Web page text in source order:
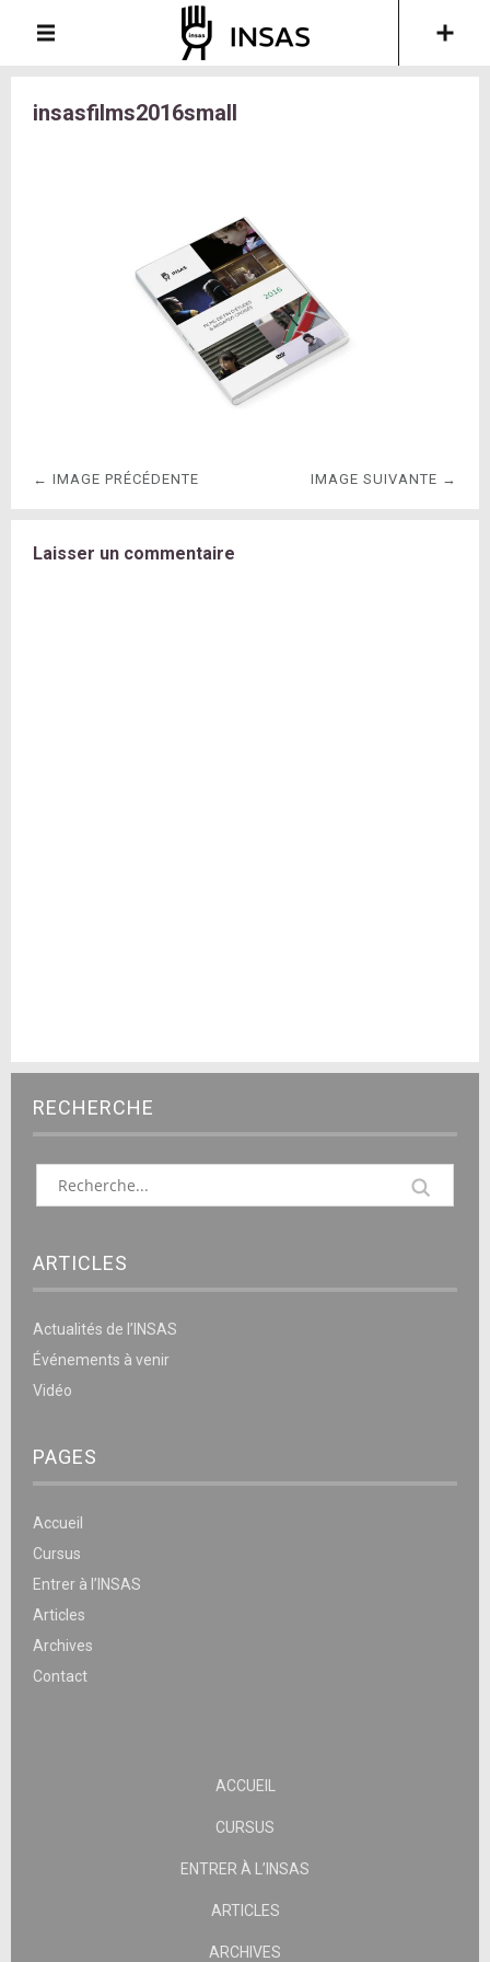
insasfilms2016small
← IMAGE PRÉCÉDENTE IMAGE SUIVANTE →
Laisser un commentaire
RECHERCHE
ARTICLES
Actualités de l’INSAS
Événements à venir
Vidéo
PAGES
Accueil
Cursus
Entrer à l’INSAS
Articles
Archives
Contact
ACCUEIL
CURSUS
ENTRER À L’INSAS
ARTICLES
ARCHIVES